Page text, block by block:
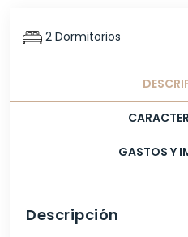
2 Dormitorios
GASTOS Y
Descripción